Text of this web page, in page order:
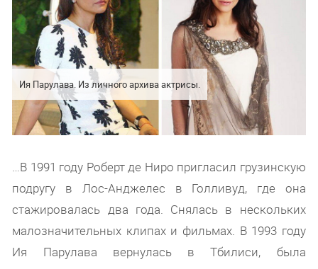
Ия Парулава. Из личного архива актрисы.
…В 1991 году Роберт де Ниро пригласил грузинскую
подругу в Лос-Анджелес в Голливуд, где она
стажировалась два года. Снялась в нескольких
малозначительных клипах и фильмах. В 1993 году
Ия Парулава вернулась в Тбилиси, была